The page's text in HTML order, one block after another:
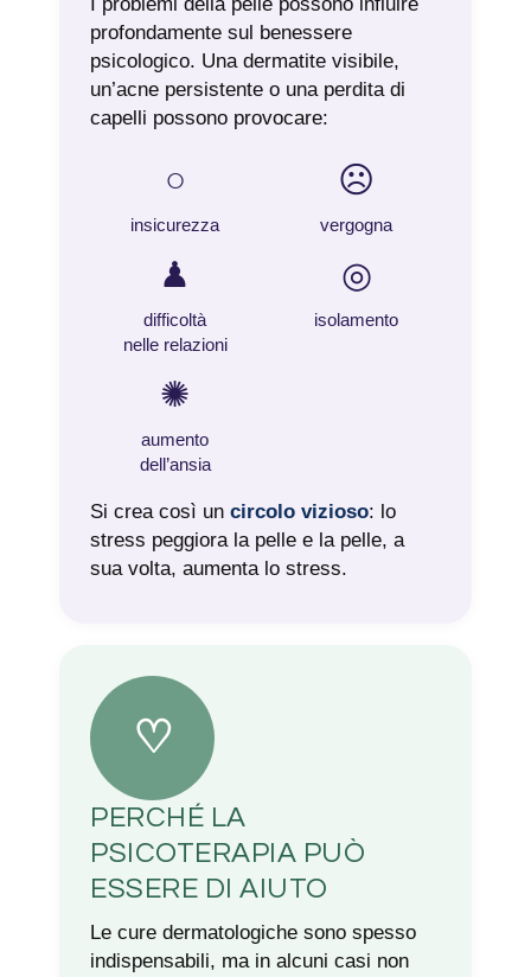
profondamente sul benessere
psicologico. Una dermatite visibile,
un’acne persistente o una perdita di
capelli possono provocare:
○
insicurezza
☹
vergogna
♟
difficoltà
nelle relazioni
◎
isolamento
✺
aumento
dell’ansia
Si crea così un circolo vizioso: lo
stress peggiora la pelle e la pelle, a
sua volta, aumenta lo stress.
♡
PERCHÉ LA
PSICOTERAPIA PUÒ
ESSERE DI AIUTO
Le cure dermatologiche sono spesso
indispensabili, ma in alcuni casi non